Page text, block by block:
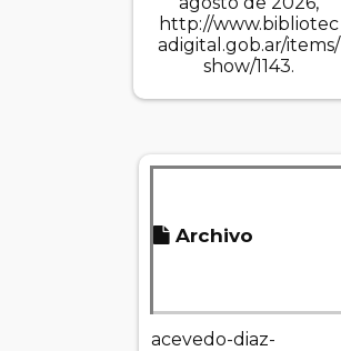
http://www.bibliotec
adigital.gob.ar/items/
show/1143.
Archivo
acevedo-diaz-